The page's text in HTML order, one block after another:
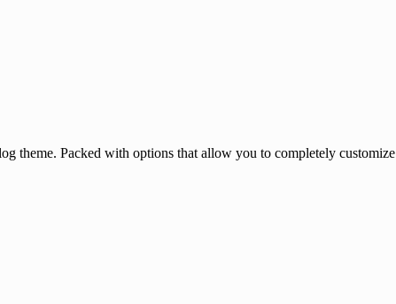
theme. Packed with options that allow you to completely